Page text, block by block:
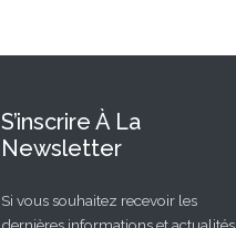
S’inscrire À La
Newsletter
Si vous souhaitez recevoir les
dernières informations et actualités,